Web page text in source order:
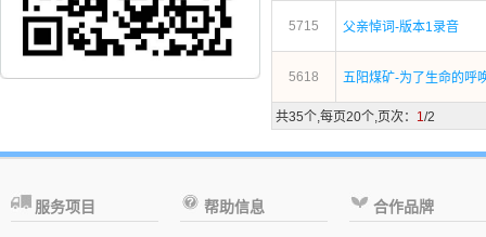
5715 父亲悼词-版本1录音
5618 五阳煤矿-为了生命的呼
共35个,每页20个,页次： 1/2
服务项目 帮助信息 合作品牌